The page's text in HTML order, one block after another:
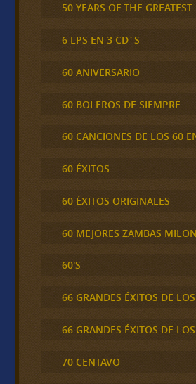
50 YEARS OF THE
6 LPS EN 3 CD´S
60 ANIVERSARIO
60 BOLEROS DE SIEMPRE
60 CANCIONES DE LOS 60
60 ÉXITOS
60 ÉXITOS ORIGINALES
60 MEJORES ZAMBAS
60'S
66 GRANDES ÉXITOS DE
66 GRANDES ÉXITOS DE
70 CENTAVO